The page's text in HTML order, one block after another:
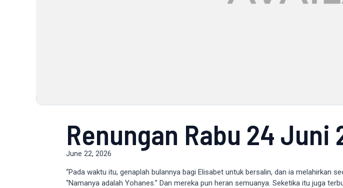
Renungan Rabu 24 Juni
June 22, 2026
“Pada waktu itu, genaplah bulannya bagi Elisabet untuk bersalin, dan ia melahirkan
“Namanya adalah Yohanes.” Dan mereka pun heran semuanya. Seketika itu juga